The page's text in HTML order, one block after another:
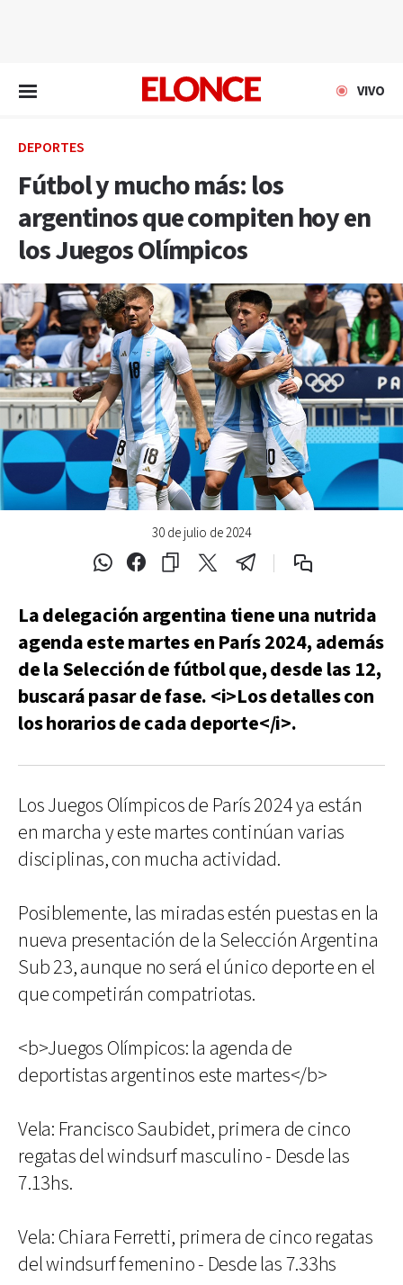
VIVO
DEPORTES
Fútbol y mucho más: los
argentinos que compiten hoy en
los Juegos Olímpicos
30 de julio de 2024
La delegación argentina tiene una nutrida
agenda este martes en París 2024, además
de la Selección de fútbol que, desde las 12,
buscará pasar de fase. <i>Los detalles con
los horarios de cada deporte</i>.
Los Juegos Olímpicos de París 2024 ya están
en marcha y este martes continúan varias
disciplinas, con mucha actividad.
Posiblemente, las miradas estén puestas en la
nueva presentación de la Selección Argentina
Sub 23, aunque no será el único deporte en el
que competirán compatriotas.
<b>Juegos Olímpicos: la agenda de
deportistas argentinos este martes</b>
Vela: Francisco Saubidet, primera de cinco
regatas del windsurf masculino - Desde las
7.13hs.
Vela: Chiara Ferretti, primera de cinco regatas
del windsurf femenino - Desde las 7.33hs